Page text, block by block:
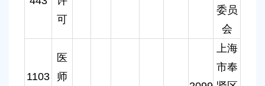
可
委员
会
1103
医
师
上海
市奉